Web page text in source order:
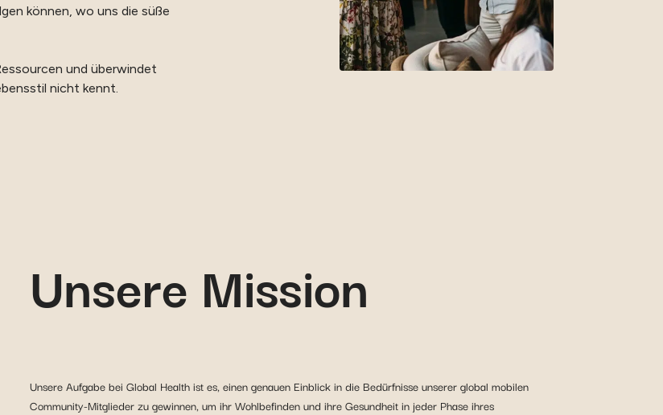
können, wo uns die süße
und überwindet
nicht kennt.
Unsere Mission
Unsere Aufgabe bei Global Health ist es, einen genauen Einblick in die Bedürfnisse unserer global mobilen
Community-Mitglieder zu gewinnen, um ihr Wohlbefinden und ihre Gesundheit in jeder Phase ihres